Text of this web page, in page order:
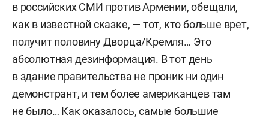
в российских СМИ против Армении, обещали,
как в известной сказке, — тот, кто больше врет,
получит половину Дворца/Кремля… Это
абсолютная дезинформация. В тот день
в здание правительства не проник ни один
демонстрант, и тем более американцев там
не было… Как оказалось, самые большие